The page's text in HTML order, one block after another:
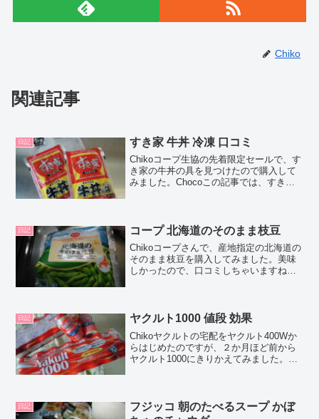
Chiko
関連記事
日記 すき家 牛丼 冷凍 口コミ
Chikoコープ生協の先着限定セールで、す
き家の牛丼の具を見つけたので購入して
みました。Chocoこの記事では、すき家
ぱり楽天市場...
日記 コープ 北海道のそのまま枝豆
Chikoコープさんで、産地指定の北海道の
そのまま枝豆を購入してみました。美味
しかったので、口コミしちゃいますね！
よ！お買い得アイ...
日記 ヤクルト1000 値段 効果
Chikoヤクルトの宅配をヤクルト400Wか
らはじめたのですが、２か月ほど前から
ヤクルト1000にきりかえてみました。し
リー...
日記
フジッコ 朝のたべるスープ かぼ